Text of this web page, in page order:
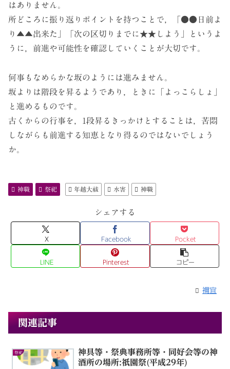
はありません。
所どころに振り返りポイントを持つことで，「●●日前よ
り▲▲出来た」「次の区切りまでに★★しよう」というよ
うに，前進や可能性を確認していくことが大切です。
何事もなめらかな坂のようには進みません。
坂よりは階段を昇るようであり，ときに「よっこらしょ」
と進めるものです。
古くからの行事を，1段昇るきっかけとすることは，苦悶
しながらも前進する知恵となり得るのではないでしょう
か。
神職 祭祀 年越大祓 水害 神職
シェアする
X Facebook Pocket
LINE Pinterest コピー
禰宜
関連記事
祭祀
神具等・祭典事務所等・同好会等の神
酒所の場所:祇園祭(平成29年)